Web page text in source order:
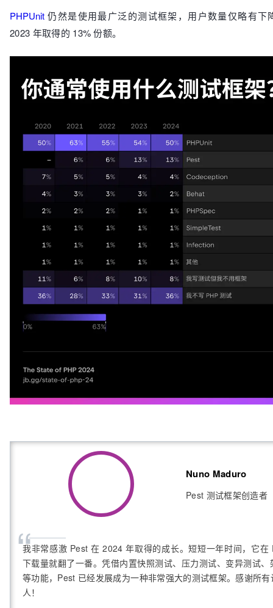
PHPUnit 仍然是使用最广泛的测试框架，用户数量仅略有
2023 年取得的 13% 份额。
Nuno Maduro
Pest 测试框架创造者
“
我非常感激 Pest 在 2024 年取得的成长。短短一年时间，它在
下载量就翻了一番。凭借内置快照测试、压力测试、变异测试
等功能，Pest 已经发展成为一种非常强大的测试框架。感谢所
人！